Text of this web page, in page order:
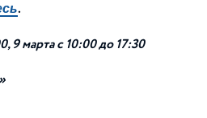
.
9 марта с 10:00 до 17:30